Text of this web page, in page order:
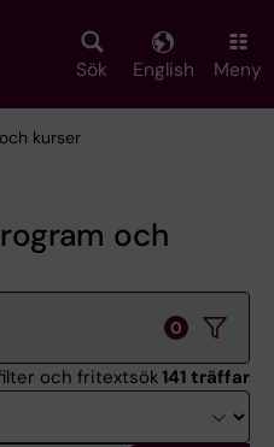
Sök English Meny
kurser
och
0
och fritextsök141 träffar